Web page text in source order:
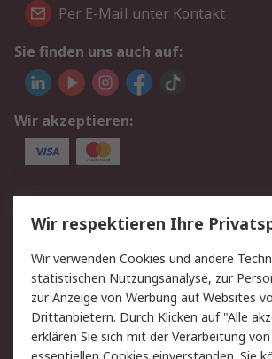
Per E-Mail unter Kontakt
Sie finden uns auch auf:
Wir akzeptieren:
Service
Value Added Services
Rücksendungen
Kontakt
Hilfe
Rechtliches
Wir respektieren Ihre
Wir verwenden Cookies und andere
statistischen Nutzungsanalyse, zur
zur Anzeige von Werbung auf Websites
Drittanbietern. Durch Klicken auf "Alle
erklären Sie sich mit der Verarbeitung